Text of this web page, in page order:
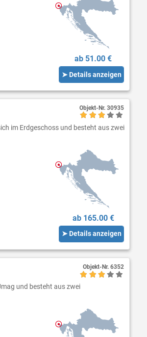
ab 51.00 €
➤ Details anzeigen
im Erdgeschoss und besteht aus zwei
ab 165.00 €
➤ Details anzeigen
Objekt-Nr. 30935
und besteht aus zwei
Objekt-Nr. 6352